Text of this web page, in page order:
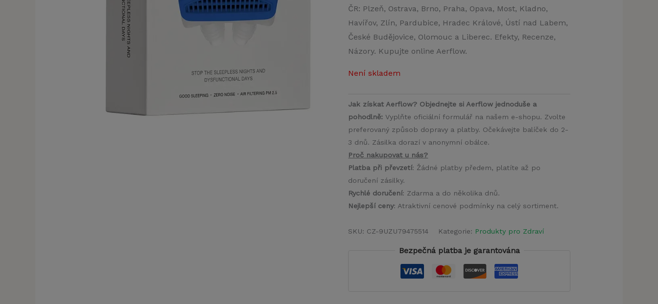
ČR: Plzeň, Ostrava, Brno, Praha, Opava, Most, Kladno,
Havířov, Zlín, Pardubice, Hradec Králové, Ústí nad Labem,
České Budějovice, Olomouc a Liberec. Efekty, Recenze,
Názory. Kupujte online Aerflow.
Není skladem
Jak získat Aerflow? Objednejte si Aerflow jednoduše a
pohodlně: Vyplňte oficiální formulář na našem e-shopu. Zvolte
preferovaný způsob dopravy a platby. Očekávejte balíček do 2-
3 dnů. Zásilka dorazí v anonymní obálce.
Proč nakupovat u nás?
Platba při převzetí: Žádné platby předem, platíte až po
doručení zásilky.
Rychlé doručení: Zdarma a do několika dnů.
Nejlepší ceny: Atraktivní cenové podmínky na celý sortiment.
SKU: CZ-9UZU79475514 Kategorie: Produkty pro Zdraví
Bezpečná platba je garantována